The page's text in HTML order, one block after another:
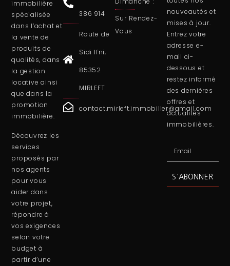
immobilière
spécialisée
dans l’achat et
la vente de
produits de
qualités, dans
la gestion
locative ainsi
que dans la
promotion
immobilière.
Découvrez les
services
proposés par
nos agents
pour vous
aider dans
votre projet,
répondre à
vos exigences
selon votre
budget à
partir d’une
386 914
Route de
Sidi Ifni,
85352
MIRLEFT
contact.mirleft.immobilier@gmail.com
Sur Rendez-
Vous
nouveautés et
mises à jour.
Entrez votre
adresse e-
mail ci-
dessous et
restez informé
des dernières
offres et
actualités
immobilières.
S'ABONNER